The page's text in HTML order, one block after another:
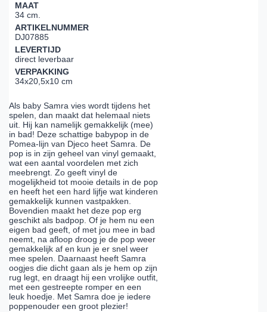
MAAT
34 cm.
ARTIKELNUMMER
DJ07885
LEVERTIJD
direct leverbaar
VERPAKKING
34x20,5x10 cm
Als baby Samra vies wordt tijdens het
spelen, dan maakt dat helemaal niets
uit. Hij kan namelijk gemakkelijk (mee)
in bad! Deze schattige babypop in de
Pomea-lijn van Djeco heet Samra. De
pop is in zijn geheel van vinyl gemaakt,
wat een aantal voordelen met zich
meebrengt. Zo geeft vinyl de
mogelijkheid tot mooie details in de pop
en heeft het een hard lijfje wat kinderen
gemakkelijk kunnen vastpakken.
Bovendien maakt het deze pop erg
geschikt als badpop. Of je hem nu een
eigen bad geeft, of met jou mee in bad
neemt, na afloop droog je de pop weer
gemakkelijk af en kun je er snel weer
mee spelen. Daarnaast heeft Samra
oogjes die dicht gaan als je hem op zijn
rug legt, en draagt hij een vrolijke outfit,
met een gestreepte romper en een
leuk hoedje. Met Samra doe je iedere
poppenouder een groot plezier!